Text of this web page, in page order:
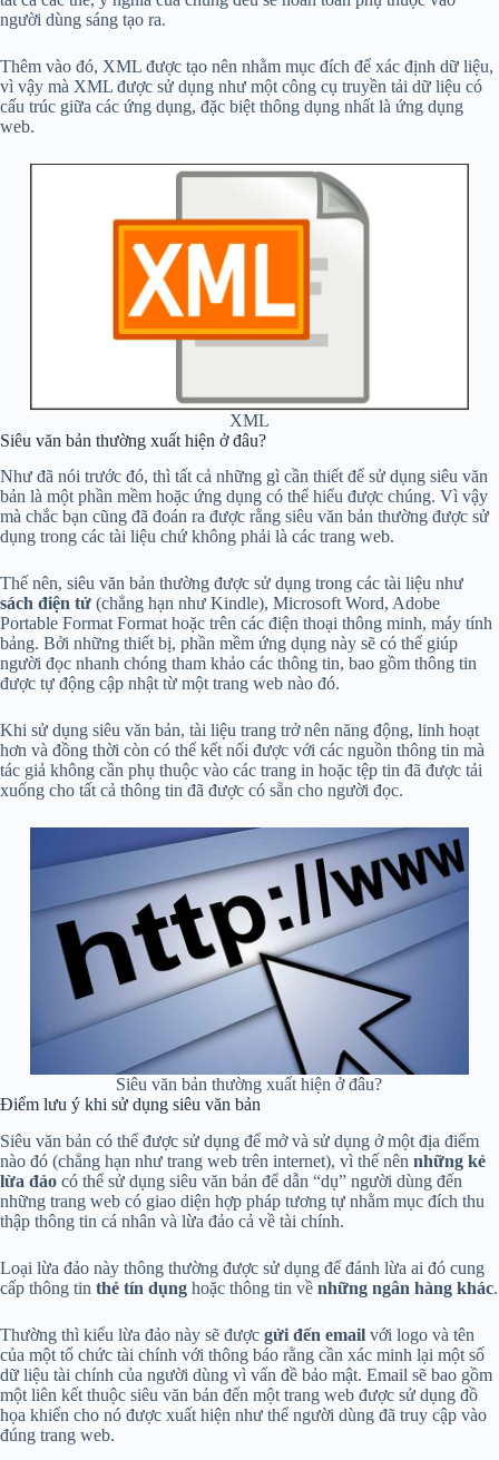
người dùng sáng tạo ra.
Thêm vào đó, XML được tạo nên nhằm mục đích để xác định dữ liệu,
vì vậy mà XML được sử dụng như một công cụ truyền tải dữ liệu có
cấu trúc giữa các ứng dụng, đặc biệt thông dụng nhất là ứng dụng
web.
XML
Siêu văn bản thường xuất hiện ở đâu?
Như đã nói trước đó, thì tất cả những gì cần thiết để sử dụng siêu văn
bản là một phần mềm hoặc ứng dụng có thể hiểu được chúng. Vì vậy
mà chắc bạn cũng đã đoán ra được rằng siêu văn bản thường được sử
dụng trong các tài liệu chứ không phải là các trang web.
Thế nên, siêu văn bản thường được sử dụng trong các tài liệu như
sách điện tử (chẳng hạn như Kindle), Microsoft Word, Adobe
Portable Format Format hoặc trên các điện thoại thông minh, máy tính
bảng. Bởi những thiết bị, phần mềm ứng dụng này sẽ có thể giúp
người đọc nhanh chóng tham khảo các thông tin, bao gồm thông tin
được tự động cập nhật từ một trang web nào đó.
Khi sử dụng siêu văn bản, tài liệu trang trở nên năng động, linh hoạt
hơn và đồng thời còn có thể kết nối được với các nguồn thông tin mà
tác giả không cần phụ thuộc vào các trang in hoặc tệp tin đã được tải
xuống cho tất cả thông tin đã được có sẵn cho người đọc.
Siêu văn bản thường xuất hiện ở đâu?
Điểm lưu ý khi sử dụng siêu văn bản
Siêu văn bản có thể được sử dụng để mở và sử dụng ở một địa điểm
nào đó (chẳng hạn như trang web trên internet), vì thế nên những kẻ
lừa đảo có thể sử dụng siêu văn bản để dẫn “dụ” người dùng đến
những trang web có giao diện hợp pháp tương tự nhằm mục đích thu
thập thông tin cá nhân và lừa đảo cả về tài chính.
Loại lừa đảo này thông thường được sử dụng để đánh lừa ai đó cung
cấp thông tin thẻ tín dụng hoặc thông tin về những ngân hàng khác.
Thường thì kiểu lừa đảo này sẽ được gửi đến email với logo và tên
của một tổ chức tài chính với thông báo rằng cần xác minh lại một số
dữ liệu tài chính của người dùng vì vấn đề bảo mật. Email sẽ bao gồm
một liên kết thuộc siêu văn bản đến một trang web được sử dụng đồ
họa khiến cho nó được xuất hiện như thể người dùng đã truy cập vào
đúng trang web.